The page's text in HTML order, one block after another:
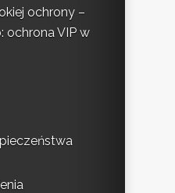
ochrony –
ochrona VIP w